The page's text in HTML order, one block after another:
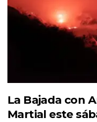
La Bajada con
Martial este